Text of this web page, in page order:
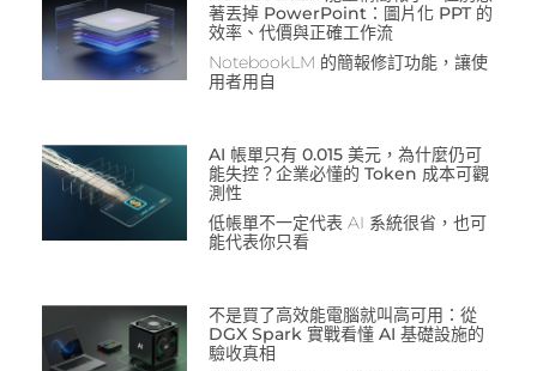
著丟掉 PowerPoint：圖片化 PPT 的
效率、代價與正確工作流
NotebookLM 的簡報修訂功能，讓使
用者用自
AI 帳單只有 0.015 美元，為什麼仍可
能失控？企業必懂的 Token 成本可觀
測性
低帳單不一定代表 AI 系統很省，也可
能代表你只看
不是買了高效能電腦就叫高可用：從
DGX Spark 實戰看懂 AI 基礎設施的
驗收真相